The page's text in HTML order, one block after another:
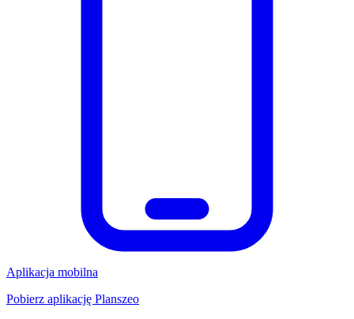
Aplikacja mobilna
Pobierz aplikację Planszeo